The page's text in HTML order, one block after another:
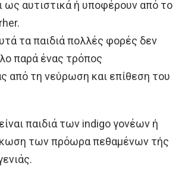
ως αυτιστικά ή υποφέρουν από το
τα παιδιά πολλές φορές δεν
παρά ένας τρόπος
από τη νεύρωση και επίθεση του
παιδιά των indigo γονέων ή
των πρόωρα πεθαμένων τής